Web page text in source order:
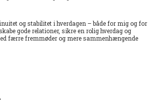
og stabilitet i hverdagen – både for mig og for
gode relationer, sikre en rolig hverdag og
færre fremmøder og mere sammenhængende